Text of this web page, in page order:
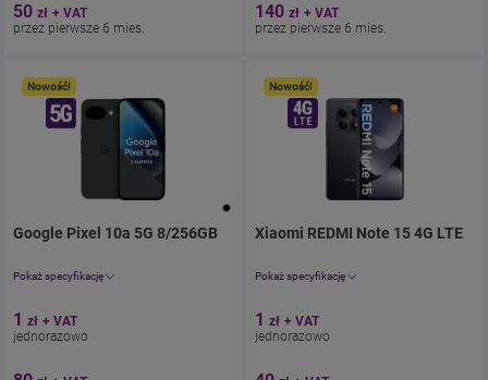
50 zł + VAT
przez pierwsze 6 mies.
140 zł + VAT
przez pierwsze 6 mies.
Nowość!
Google Pixel 10a 5G 8/256GB . Cena jednorazowo 1.23złz umową
Pokaż specyfikację
Ekran 6.3"
Pamięć 256 GB
1 zł + VAT
jednorazowo
Nowość!
Xiaomi REDMI Note 15 4G LTE
Pokaż specyfikację
Ekran 6.77"
Pamięć 256 GB
1 zł + VAT
jednorazowo